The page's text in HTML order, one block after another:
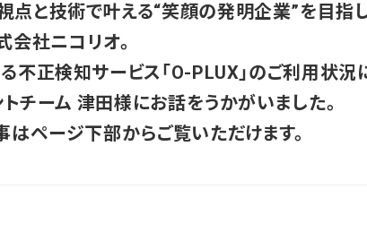
と技術で叶える“笑顔の発明企業”を目指し
会社ニコリオ。
不正検知サービス「O-PLUX」のご利用状況
チーム 津田様にお話をうかがいました。
ページ下部からご覧いただけます。